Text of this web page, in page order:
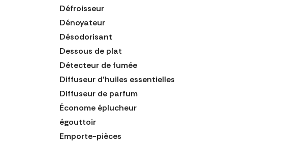
Défroisseur
Dénoyateur
Désodorisant
Dessous de plat
Détecteur de fumée
Diffuseur d'huiles essentielles
Diffuseur de parfum
Économe éplucheur
égouttoir
Emporte-pièces